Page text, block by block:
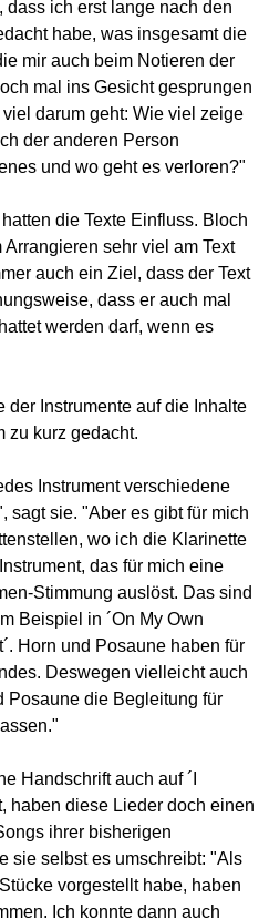
ich erst lange nach den
habe, was insgesamt die
mir auch beim Notieren der
mal ins Gesicht gesprungen
darum geht: Wie viel zeige
der anderen Person
und wo geht es verloren?"
die Texte Einfluss. Bloch
sehr viel am Text
auch ein Ziel, dass der Text
dass er auch mal
werden darf, wenn es
der Instrumente auf die Inhalte
zu kurz gedacht.
Instrument verschiedene
sagt sie. "Aber es gibt für mich
wo ich die Klarinette
das für mich eine
Stimmung auslöst. Das sind
Beispiel in ´On My Own
Horn und Posaune haben für
Deswegen vielleicht auch
Posaune die Begleitung für
Handschrift auch auf ´I
haben diese Lieder doch einen
ihrer bisherigen
sie selbst es umschreibt: "Als
vorgestellt habe, haben
Ich konnte dann auch